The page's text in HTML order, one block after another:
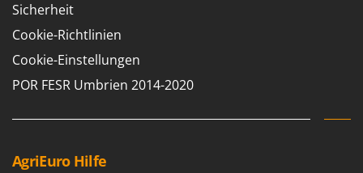
Sicherheit
Cookie-Richtlinien
Cookie-Einstellungen
POR FESR Umbrien 2014-2020
AgriEuro Hilfe